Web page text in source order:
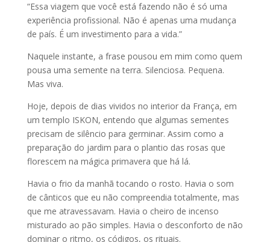
“Essa viagem que você está fazendo não é só uma
experiência profissional. Não é apenas uma mudança
de país. É um investimento para a vida.”
Naquele instante, a frase pousou em mim como quem
pousa uma semente na terra. Silenciosa. Pequena.
Mas viva.
Hoje, depois de dias vividos no interior da França, em
um templo ISKON, entendo que algumas sementes
precisam de silêncio para germinar. Assim como a
preparação do jardim para o plantio das rosas que
florescem na mágica primavera que há lá.
Havia o frio da manhã tocando o rosto. Havia o som
de cânticos que eu não compreendia totalmente, mas
que me atravessavam. Havia o cheiro de incenso
misturado ao pão simples. Havia o desconforto de não
dominar o ritmo, os códigos, os rituais.